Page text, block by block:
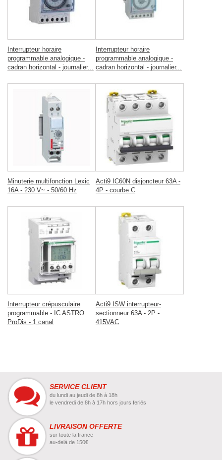
Interrupteur horaire
programmable analogique -
cadran horizontal - journalier...
Interrupteur horaire
programmable analogique -
cadran horizontal - journalier...
Minuterie multifonction Lexic
16A - 230 V~ - 50/60 Hz
Acti9 IC60N disjoncteur 63A -
4P - courbe C
Interrupteur crépusculaire
programmable - IC ASTRO
ProDis - 1 canal
Acti9 ISW interrupteur-
sectionneur 63A - 2P -
415VAC
SERVICE CLIENT
du lundi au jeudi de 8h à 18h
le vendredi de 8h à 17h hors jours feriés
LIVRAISON OFFERTE
sur toute la france
au-delà de 150€